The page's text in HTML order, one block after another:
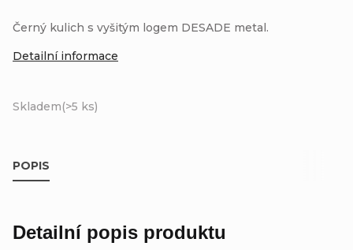
Skladem(>5 ks)
Černý kulich s vyšitým logem DESADE metal.
Detailní informace
POPIS
Detailní popis produktu